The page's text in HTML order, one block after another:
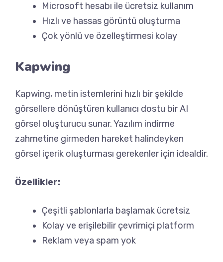
Microsoft hesabı ile ücretsiz kullanım
Hızlı ve hassas görüntü oluşturma
Çok yönlü ve özelleştirmesi kolay
Kapwing
Kapwing, metin istemlerini hızlı bir şekilde
görsellere dönüştüren kullanıcı dostu bir AI
görsel oluşturucu sunar. Yazılım indirme
zahmetine girmeden hareket halindeyken
görsel içerik oluşturması gerekenler için idealdir.
Özellikler:
Çeşitli şablonlarla başlamak ücretsiz
Kolay ve erişilebilir çevrimiçi platform
Reklam veya spam yok